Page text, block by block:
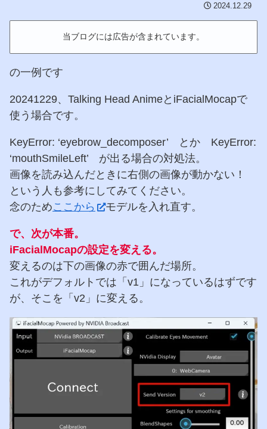
2024.12.29
当ブログには広告が含まれています。
の一例です
20241229、Talking Head AnimeとiFacialMocapで
使う場合です。
KeyError: ‘eyebrow_decomposer’ とか KeyError:
‘mouthSmileLeft’ が出る場合の対処法。
画像を読み込んだときに右側の画像が動かない！
という人も参考にしてみてください。
念のためここから モデルを入れ直す。
で、次が本番。
iFacialMocapの設定を変える。
変えるのは下の画像の赤で囲んだ場所。
これがデフォルトでは「v1」になっているはずです
が、そこを「v2」に変える。